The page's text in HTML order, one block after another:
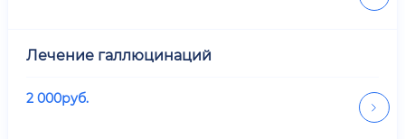
Лечение галлюцинаций
2 000руб.